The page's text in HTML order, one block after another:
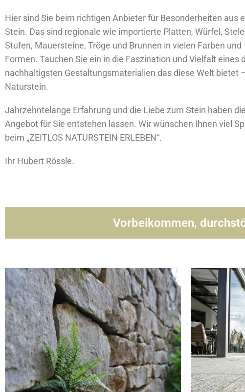
Hier sind Sie beim richtigen Anbieter für Besonderheiten aus
Stein. Das sind regionale wie importierte Platten, Würfel,
Stufen, Mauersteine, Tröge und Brunnen in vielen Farben und
Formen. Tauchen Sie ein in die Faszination und Vielfalt eines
nachhaltigsten Gestaltungsmaterialien das diese Welt bietet
Naturstein.
Jahrzehntelange Erfahrung und die Liebe zum Stein haben
Angebot für Sie entstehen lassen. Wir wünschen Ihnen viel
beim „ZEITLOS NATURSTEIN ERLEBEN“.
Ihr Hubert Rössle.
Vorbeikommen,